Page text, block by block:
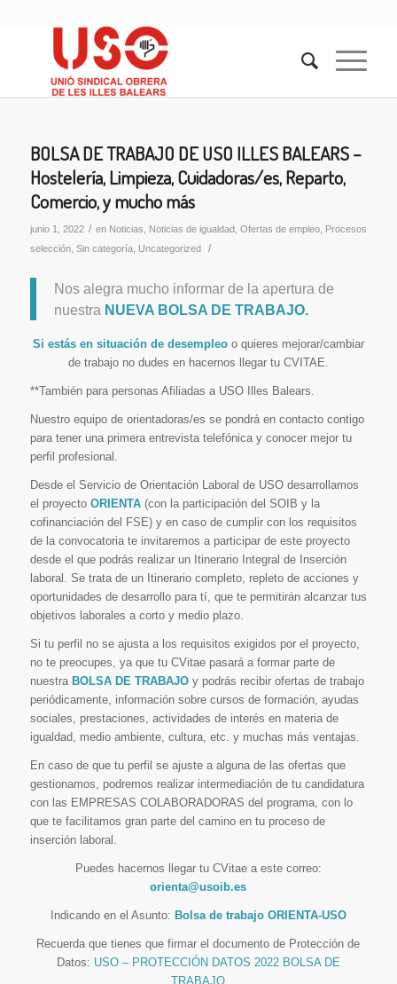
BOLSA DE TRABAJO DE USO ILLES BALEARS –
Hostelería, Limpieza, Cuidadoras/es, Reparto,
Comercio, y mucho más
junio 1, 2022 / en Noticias Noticias de igualdad, Ofertas de empleo, Procesos
selección, Sin categoría, Uncategorized /
Nos alegra mucho informar de la apertura de
nuestra NUEVA BOLSA DE TRABAJO.
Si estás en situación de desempleoo quieres mejorar/cambiar
de trabajo no dudes en hacernos llegar tu CVITAE.
**También para personas Afiliadas a USO Illes Balears.
Nuestro equipo de orientadoras/es se pondrá en contacto contigo
para tener una primera entrevista telefónica y conocer mejor tu
perfil profesional.
Desde el Servicio de Orientación Laboral de USO desarrollamos
el proyecto ORIENTA(con la participación del SOIB y la
cofinanciación del FSE) y en caso de cumplir con los requisitos
de la convocatoria te invitaremos a participar de este proyecto
desde el que podrás realizar un Itinerario Integral de Inserción
laboral. Se trata de un Itinerario completo, repleto de acciones y
oportunidades de desarrollo para tí, que te permitirán alcanzar tus
objetivos laborales a corto y medio plazo.
Si tu perfil no se ajusta a los requisitos exigidos por el proyecto,
no te preocupes, ya que tu CVitae pasará a formar parte de
nuestra BOLSA DE TRABAJOy podrás recibir ofertas de trabajo
periódicamente, información sobre cursos de formación, ayudas
sociales, prestaciones, actividades de interés en materia de
igualdad, medio ambiente, cultura, etc. y muchas más ventajas.
En caso de que tu perfil se ajuste a alguna de las ofertas que
gestionamos, podremos realizar intermediación de tu candidatura
con las EMPRESAS COLABORADORAS del programa, con lo
que te facilitamos gran parte del camino en tu proceso de
inserción laboral.
Puedes hacernos llegar tu CVitae a este correo:
orienta@usoib.es
Indicando en el Asunto: Bolsa de trabajo ORIENTA-USO
Recuerda que tienes que firmar el documento de Protección de
Datos: USO – PROTECCIÓN DATOS 2022 BOLSA DE
TRABAJO